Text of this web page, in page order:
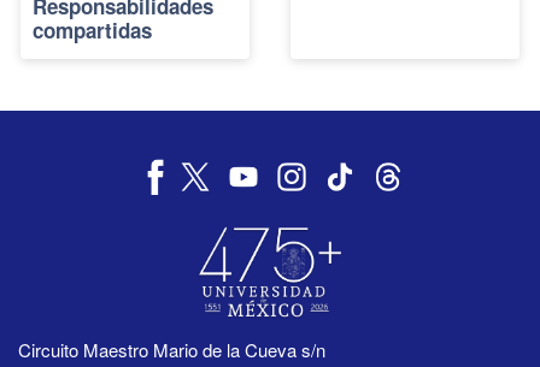
Responsabilidades
compartidas
Circuito Maestro Mario de la Cueva s/n